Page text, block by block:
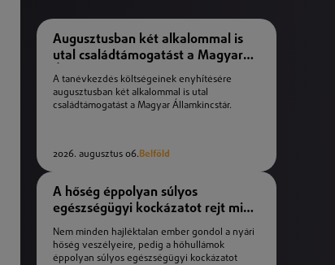
Augusztusban két alkalommal is
utal családtámogatást a Magyar
Államkincstár
A tanévkezdés költségeinek enyhítésére
augusztusban két alkalommal is utal
családtámogatást a Magyar Államkincstár.
2026. augusztus 06.Belföld
A hőség éppolyan súlyos
egészségügyi kockázatot rejt mint
a téli fagyok
Nem minden hajléktalan ember gondol a nyári
hőség veszélyeire, pedig a hőhullámok
éppolyan súlyos egészségügyi kockázatot